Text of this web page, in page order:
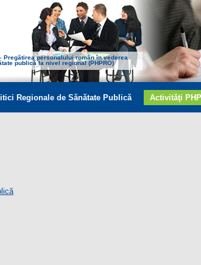
Pregătirea personalului român în vederea
publică la nivel regional (PHPRO)
Regionale de Sănătate Publică Activităţi